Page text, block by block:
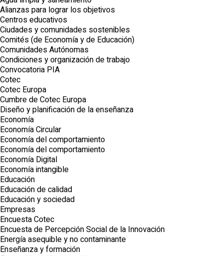
Alianzas para lograr los objetivos
Centros educativos
Ciudades y comunidades sostenibles
Comités (de Economía y de Educación)
Comunidades Autónomas
Condiciones y organización de trabajo
Convocatoria PIA
Cotec
Cotec Europa
Cumbre de Cotec Europa
Diseño y planificación de la enseñanza
Economía
Economía Circular
Economía del comportamiento
Economía del comportamiento
Economía Digital
Economía intangible
Educación
Educación de calidad
Educación y sociedad
Empresas
Encuesta Cotec
Encuesta de Percepción Social de la Innovación
Energía asequible y no contaminante
Enseñanza y formación